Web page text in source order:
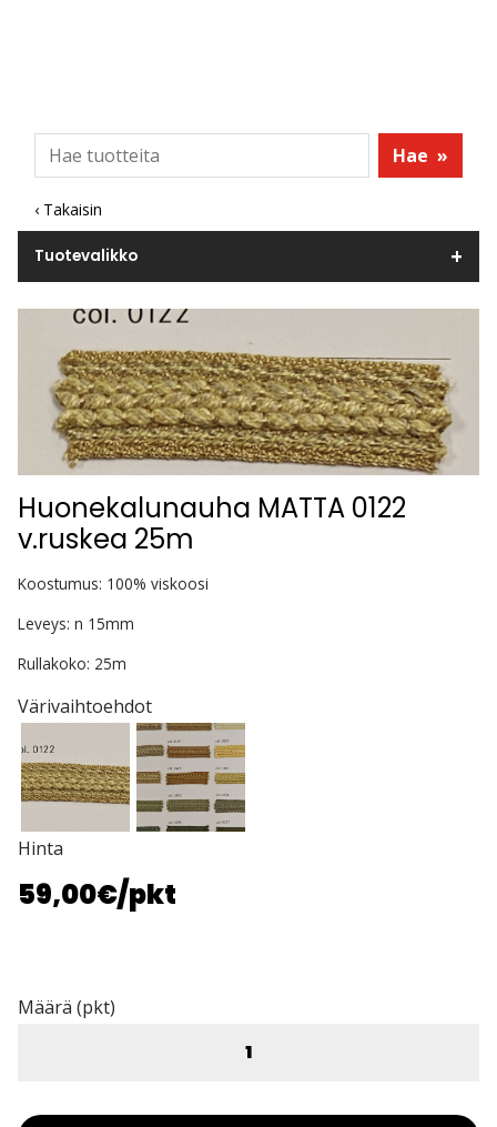
Hae »
‹ Takaisin
Tuotevalikko
Huonekalunauha MATTA 0122
v.ruskea 25m
Koostumus: 100% viskoosi
Leveys: n 15mm
Rullakoko: 25m
Värivaihtoehdot
Hinta
59,00€/pkt
Määrä (pkt)